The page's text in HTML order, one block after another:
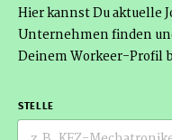
Hier kannst Du aktuelle
Unternehmen finden
Deinem Workeer-Profil
STELLE